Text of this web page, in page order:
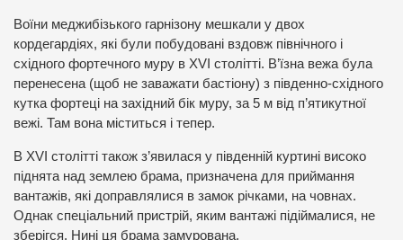
Воїни меджибізького гарнізону мешкали у двох
кордегардіях, які були побудовані вздовж північного і
східного фортечного муру в XVI столітті. В’їзна вежа була
перенесена (щоб не заважати бастіону) з південно-східного
кутка фортеці на західний бік муру, за 5 м від п’ятикутної
вежі. Там вона міститься і тепер.
В XVI столітті також з’явилася у південній куртині високо
піднята над землею брама, призначена для приймання
вантажів, які доправлялися в замок річками, на човнах.
Однак спеціальний пристрій, яким вантажі підіймалися, не
зберігся. Нині ця брама замурована.